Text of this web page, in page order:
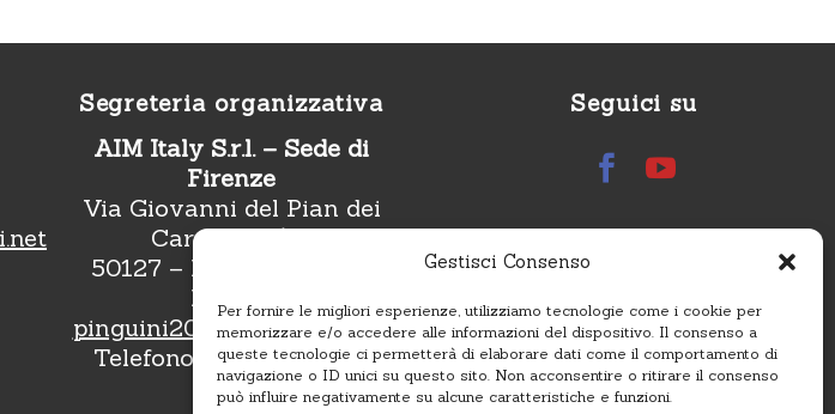
Gestisci Consenso
Per fornire le migliori esperienze, utilizziamo tecnologie come i cookie per
memorizzare e/o accedere alle informazioni del dispositivo. Il consenso a
queste tecnologie ci permetterà di elaborare dati come il comportamento di
navigazione o ID unici su questo sito. Non acconsentire o ritirare il consenso
può influire negativamente su alcune caratteristiche e funzioni.
Segreteria organizzativa
AIM Italy S.r.l. – Sede di
Firenze
Via Giovanni del Pian dei
Carpini, 19/21
50127 – Florence (Italy)
E-mail:
pinguini2026@aimgroup.eu
Telefono:
+39 02 566011
Seguici su